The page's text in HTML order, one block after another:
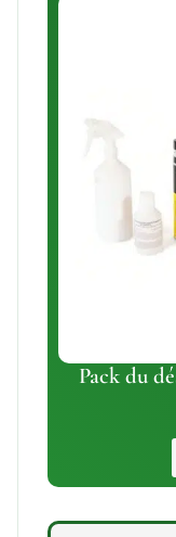
Pack du